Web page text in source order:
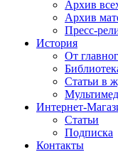
Архив
Архив
Пресс-
История
От
Статьи в
Интернет-
Статьи
Подписка
Контакты